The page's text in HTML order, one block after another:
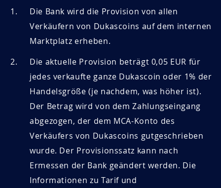
Die Bank wird die Provision von allen
Verkäufern von Dukascoins auf dem internen
Marktplatz erheben.
Die aktuelle Provision beträgt 0,05 EUR für
jedes verkaufte ganze Dukascoin oder 1% der
Handelsgröße (je nachdem, was höher ist).
Der Betrag wird von dem Zahlungseingang
abgezogen, der dem MCA-Konto des
Verkäufers von Dukascoins gutgeschrieben
wurde. Der Provisionssatz kann nach
Ermessen der Bank geändert werden. Die
Informationen zu Tarif und